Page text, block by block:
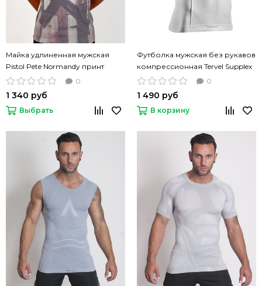
Майка удлиненная мужская
Pistol Pete Normandy принт
0
1 340 руб
Выбрать
Футболка мужская без рукавов
компрессионная Tervel Supplex
Top белая
0
1 490 руб
В корзину